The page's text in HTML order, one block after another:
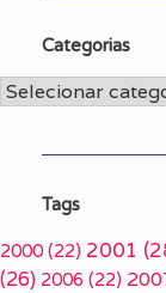
Categorias
Categorias
Tags
2000 (22) 2001
(26) 2006 (22)